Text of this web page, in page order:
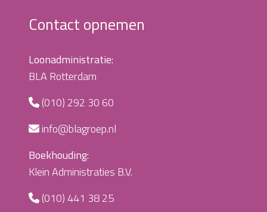
Contact opnemen
Loonadministratie:
BLA Rotterdam
(010) 292 30 60
info@blagroep.nl
Boekhouding:
Klein Administraties B.V.
(010) 441 38 25